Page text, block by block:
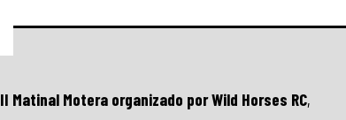
II Matinal Motera organizado por Wild Horses RC,